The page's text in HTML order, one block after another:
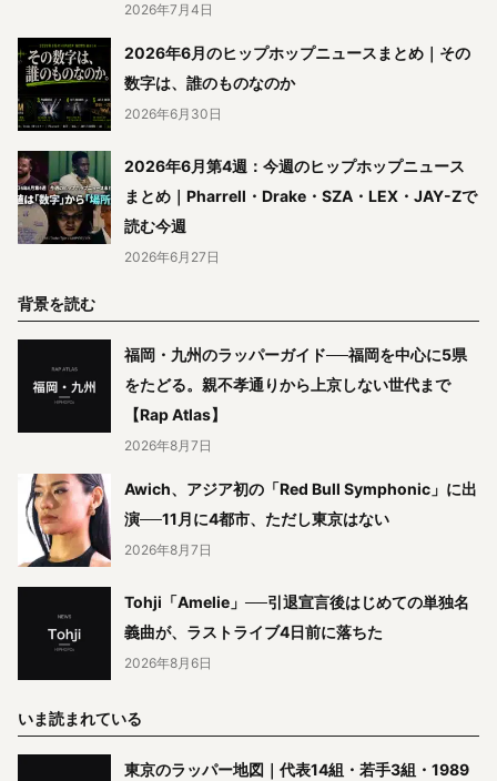
2026年7月4日
2026年6月のヒップホップニュースまとめ｜その
数字は、誰のものなのか
2026年6月30日
2026年6月第4週：今週のヒップホップニュース
まとめ｜Pharrell・Drake・SZA・LEX・JAY-Zで
読む今週
2026年6月27日
背景を読む
福岡・九州のラッパーガイド──福岡を中心に5県
をたどる。親不孝通りから上京しない世代まで
【Rap Atlas】
2026年8月7日
Awich、アジア初の「Red Bull Symphonic」に出
演──11月に4都市、ただし東京はない
2026年8月7日
Tohji「Amelie」──引退宣言後はじめての単独名
義曲が、ラストライブ4日前に落ちた
2026年8月6日
いま読まれている
東京のラッパー地図｜代表14組・若手3組・1989